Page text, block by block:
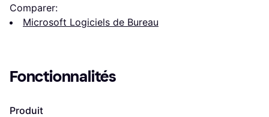
Comparer:
Microsoft Logiciels de Bureau
Fonctionnalités
Produit